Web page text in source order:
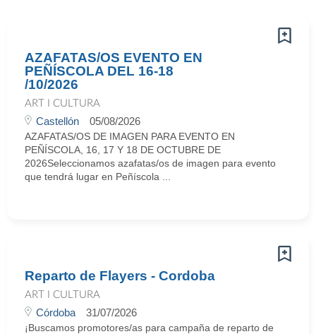
AZAFATAS/OS EVENTO EN
PEÑÍSCOLA DEL 16-18
/10/2026
ART I CULTURA
Castellón 05/08/2026
AZAFATAS/OS DE IMAGEN PARA EVENTO EN
PEÑÍSCOLA, 16, 17 Y 18 DE OCTUBRE DE
2026Seleccionamos azafatas/os de imagen para evento
que tendrá lugar en Peñíscola ...
Reparto de Flayers - Cordoba
ART I CULTURA
Córdoba 31/07/2026
¡Buscamos promotores/as para campaña de reparto de